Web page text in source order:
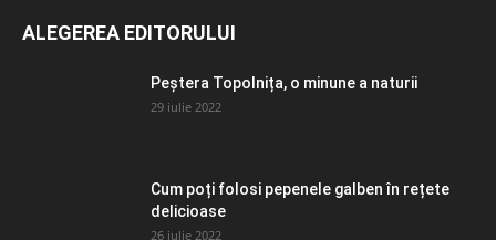
ALEGEREA EDITORULUI
Peștera Topolnița, o minune a naturii
29 iulie 2022
Cum poți folosi pepenele galben în rețete
delicioase
26 iulie 2022